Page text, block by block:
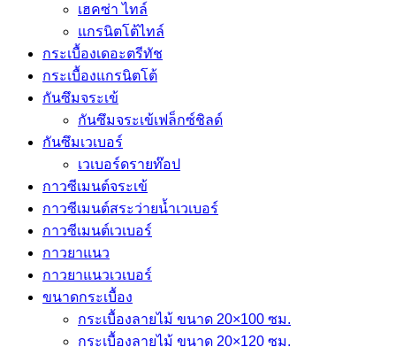
เฮคซ่า ไทล์
แกรนิตโต้ไทล์
กระเบื้องเดอะตรีทัช
กระเบื้องแกรนิตโต้
กันซึมจระเข้
กันซึมจระเข้เฟล็กซ์ชิลด์
กันซึมเวเบอร์
เวเบอร์ดรายท๊อป
กาวซีเมนต์จระเข้
กาวซีเมนต์สระว่ายนํ้าเวเบอร์
กาวซีเมนต์เวเบอร์
กาวยาแนว
กาวยาแนวเวเบอร์
ขนาดกระเบื้อง
กระเบื้องลายไม้ ขนาด 20×100 ซม.
กระเบื้องลายไม้ ขนาด 20×120 ซม.